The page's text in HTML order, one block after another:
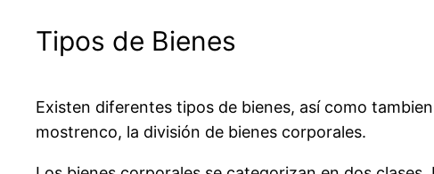
Tipos de Bienes
Existen diferentes tipos de bienes, así como
mostrenco, la división de bienes corporales.